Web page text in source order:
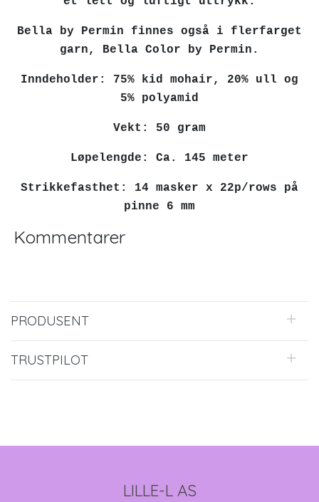
Bella by Permin finnes også i flerfarget
garn, Bella Color by Permin.
Inndeholder: 75% kid mohair, 20% ull og
5% polyamid
Vekt: 50 gram
Løpelengde: Ca. 145 meter
Strikkefasthet: 14 masker x 22p/rows på
pinne 6 mm
Kommentarer
PRODUSENT
TRUSTPILOT
LILLE-L AS